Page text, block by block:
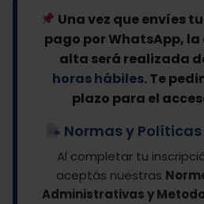
Una vez que envíes
pago por WhatsApp,
alta será realizada
horas hábiles. Te
plazo para el
Normas y
Al completar tu
aceptás nuestras
Administrativas y